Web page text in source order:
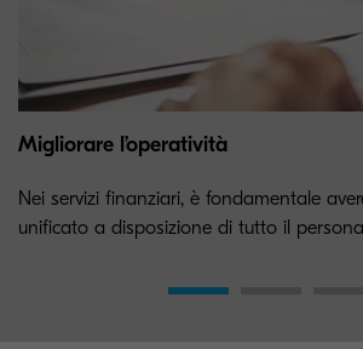
Migliorare l’operatività
Nei servizi finanziari, è fondamentale
unificato a disposizione di tutto il